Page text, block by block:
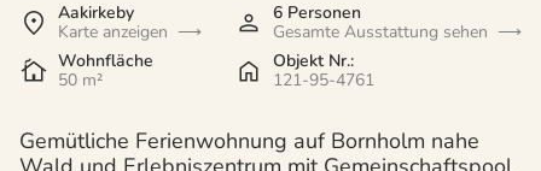
Aakirkeby
Karte anzeigen
6 Personen
Gesamte Ausstattung sehen
Wohnfläche
50 m²
Objekt Nr.:
121-95-4761
Gemütliche Ferienwohnung auf Bornholm nahe